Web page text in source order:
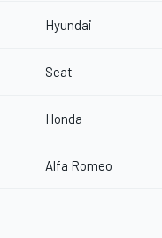
Hyundai
Seat
Honda
Alfa Romeo